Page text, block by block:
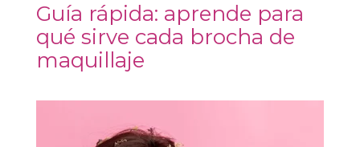
Guía rápida: aprende para
qué sirve cada brocha de
maquillaje